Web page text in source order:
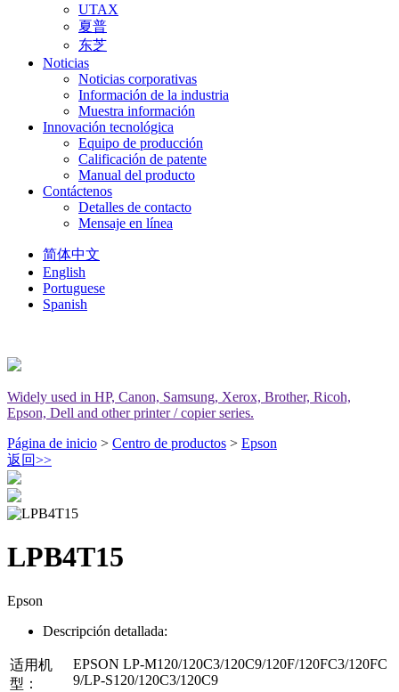
UTAX
夏普
东芝
Noticias
Noticias corporativas
Información de la industria
Muestra información
Innovación tecnológica
Equipo de producción
Calificación de patente
Manual del producto
Contáctenos
Detalles de contacto
Mensaje en línea
简体中文
English
Portuguese
Spanish
Widely used in HP, Canon, Samsung, Xerox, Brother, Ricoh,
Epson, Dell and other printer / copier series.
Página de inicio > Centro de productos > Epson
返回>>
LPB4T15
Epson
Descripción detallada:
适用机
型：
EPSON LP-M120/120C3/120C9/120F/120FC3/120FC
9/LP-S120/120C3/120C9